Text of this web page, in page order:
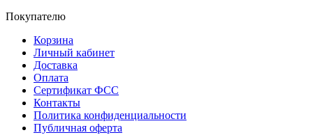
Покупателю
Корзина
Личный кабинет
Доставка
Оплата
Сертификат ФСС
Контакты
Политика конфиденциальности
Публичная оферта